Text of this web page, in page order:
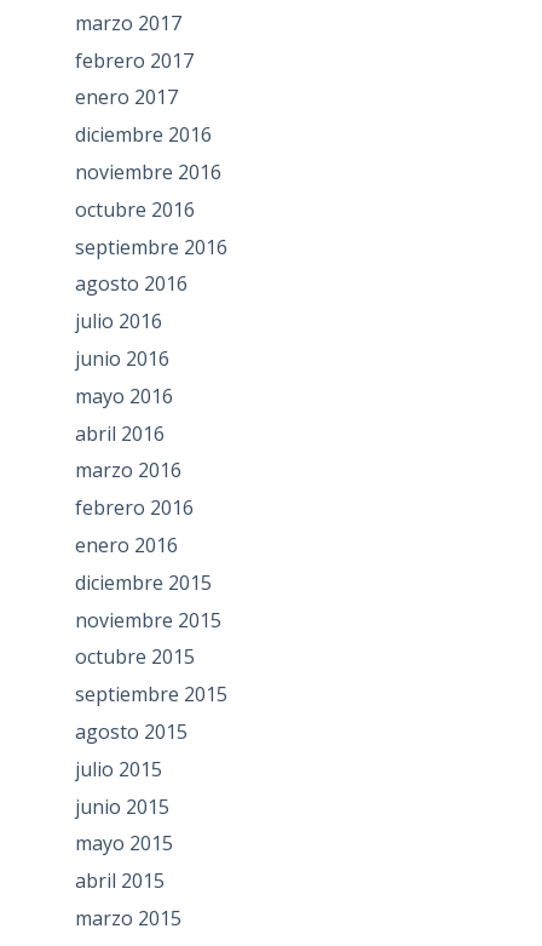
marzo 2017
febrero 2017
enero 2017
diciembre 2016
noviembre 2016
octubre 2016
septiembre 2016
agosto 2016
julio 2016
junio 2016
mayo 2016
abril 2016
marzo 2016
febrero 2016
enero 2016
diciembre 2015
noviembre 2015
octubre 2015
septiembre 2015
agosto 2015
julio 2015
junio 2015
mayo 2015
abril 2015
marzo 2015